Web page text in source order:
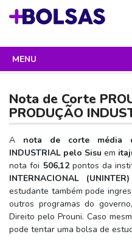
Sua mochila está vazia!
MENU
ENEM
Enem 2026 - Tudo o que
Enem – O que é
Enem – Quem pode fazer
Enem – Para que serve
Enem – Como se preparar
SISU
Sisu 2026 – Tudo o que
SISU – O que é
SISU – Quem pode participar
SISU – Como se inscrever
PROUNI
Prouni 2026 – Tudo o que
Prouni – O que é
Prouni – Quem pode
FIES
Fies e P-Fies 2026 – Tudo
Fies – O que é
PRONATEC
SISUTEC
Nota de Corte
PRODUÇÃO
A nota de corte média
INDUSTRIAL pelo Sisu em
nota foi 506,12pontos da
INTERNACIONAL
estudante também pode
outros programas do
Direito pelo Prouni. Caso
pode tentar uma bolsa de